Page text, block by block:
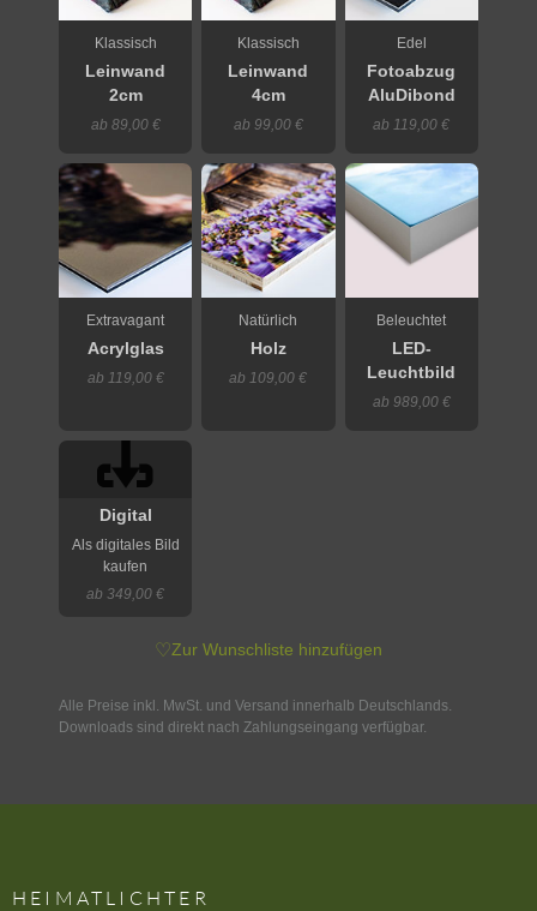
Klassisch
Leinwand
2cm
ab 89,00 €
Klassisch
Leinwand
4cm
ab 99,00 €
Edel
Fotoabzug
AluDibond
ab 119,00 €
Extravagant
Acrylglas
ab 119,00 €
Natürlich
Holz
ab 109,00 €
Beleuchtet
LED-
Leuchtbild
ab 989,00 €
Digital
Als digitales Bild
kaufen
ab 349,00 €
♡Zur Wunschliste hinzufügen
Alle Preise inkl. MwSt. und Versand innerhalb Deutschlands.
Downloads sind direkt nach Zahlungseingang verfügbar.
HEIMATLICHTER